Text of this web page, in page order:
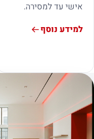
אישי עד למסירה.
למידע נוסף